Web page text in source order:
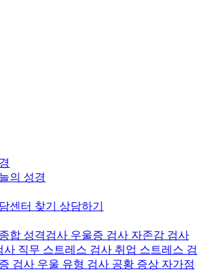
의 성경
센터 찾기 상담하기
종합 성격검사 우울증 검사 자존감 검사
사 직무 스트레스 검사 취업 스트레스 검
검사 우울 유형 검사 공황 증상 자가점